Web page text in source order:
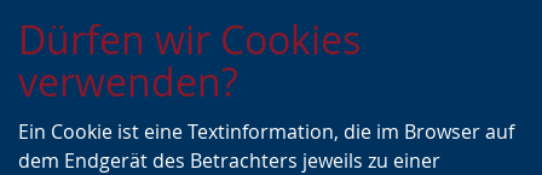
Zur
Hauptnavigation
Zur
Seitennavigation
Zum
Inhalt
Dürfen wir Cookies
verwenden?
Ein Cookie ist eine Textinformation, die im Browser auf
dem Endgerät des Betrachters jeweils zu einer